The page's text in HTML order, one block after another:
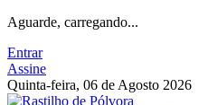
Aguarde, carregando...
Entrar
Assine
Quinta-feira, 06 de Agosto 2026